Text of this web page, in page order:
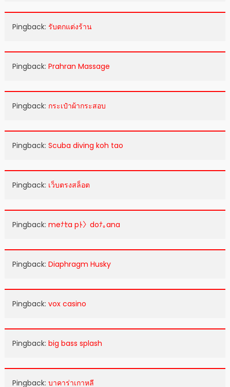
Pingback: รับตกแต่งร้าน
Pingback: Prahran Massage
Pingback: กระเป๋าผ้ากระสอบ
Pingback: Scuba diving koh tao
Pingback: เว็บตรงสล็อต
Pingback: meﾅｾa pﾄ〉doﾅ｡ana
Pingback: Diaphragm Husky
Pingback: vox casino
Pingback: big bass splash
Pingback: บาคาร่าเกาหลี